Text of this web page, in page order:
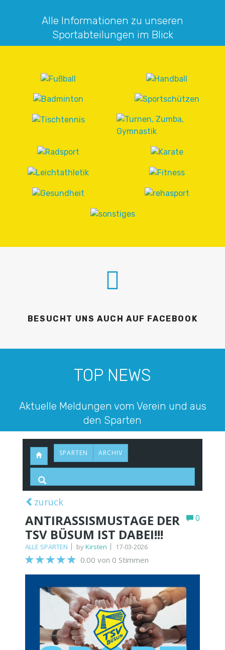
Alle Informationen zu unseren
Sportabteilungen im Blick
BESUCHT UNS AUCH AUF FACEBOOK
TOP NEWS
Aktuelle Meldungen vom Verein und aus
den Sparten
SPARTEN ARCHIV
zurück
0
ANTIRASSISMUSTAGE DER
TSV BÜSUM IST DABEI!!!
ALLE SPARTEN byKirsten 17-03-2026
0.00 von 0 Stimmen